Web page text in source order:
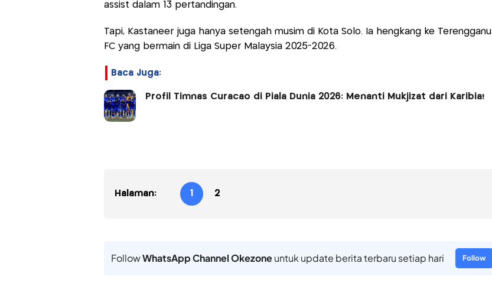
assist dalam 13 pertandingan.
Tapi, Kastaneer juga hanya setengah musim di Kota Solo. Ia hengkang ke Terengganu
FC yang bermain di Liga Super Malaysia 2025-2026.
Baca Juga:
Profil Timnas Curacao di Piala Dunia 2026: Menanti Mukjizat dari Karibia!
Halaman: 1 2
FollowWhatsApp Channel Okezoneuntuk update berita terbaru setiap hari Follow